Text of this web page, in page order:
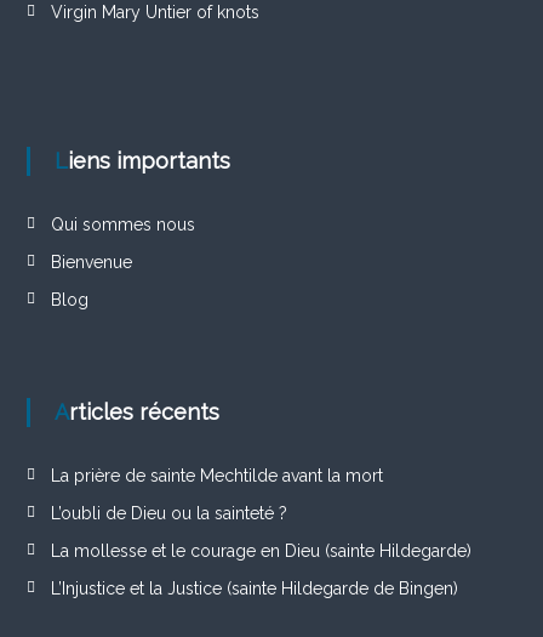
Virgin Mary Untier of knots
Liens importants
Qui sommes nous
Bienvenue
Blog
Articles récents
La prière de sainte Mechtilde avant la mort
L’oubli de Dieu ou la sainteté ?
La mollesse et le courage en Dieu (sainte Hildegarde)
L’Injustice et la Justice (sainte Hildegarde de Bingen)